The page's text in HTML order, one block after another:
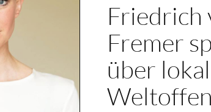
Friedrich
Fremer
über